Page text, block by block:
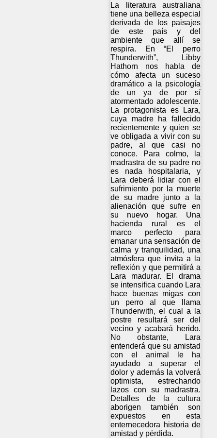
La literatura australiana
tiene una belleza especial
derivada de los paisajes
de este país y del
ambiente que allí se
respira. En “El perro
Thunderwith”, Libby
Hathorn nos habla de
cómo afecta un suceso
dramático a la psicología
de un ya de por sí
atormentado adolescente.
La protagonista es Lara,
cuya madre ha fallecido
recientemente y quien se
ve obligada a vivir con su
padre, al que casi no
conoce. Para colmo, la
madrastra de su padre no
es nada hospitalaria, y
Lara deberá lidiar con el
sufrimiento por la muerte
de su madre junto a la
alienación que sufre en
su nuevo hogar. Una
hacienda rural es el
marco perfecto para
emanar una sensación de
calma y tranquilidad, una
atmósfera que invita a la
reflexión y que permitirá a
Lara madurar. El drama
se intensifica cuando Lara
hace buenas migas con
un perro al que llama
Thunderwith, el cual a la
postre resultará ser del
vecino y acabará herido.
No obstante, Lara
entenderá que su amistad
con el animal le ha
ayudado a superar el
dolor y además la volverá
optimista, estrechando
lazos con su madrastra.
Detalles de la cultura
aborigen también son
expuestos en esta
enternecedora historia de
amistad y pérdida.